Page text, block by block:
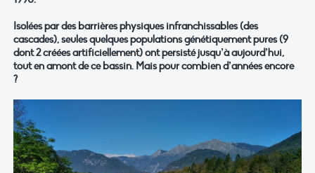
Isolées par des barrières physiques infranchissables (des
cascades), seules quelques populations génétiquement pures (9
dont 2 créées artificiellement) ont persisté jusqu’à aujourd’hui,
tout en amont de ce bassin. Mais pour combien d’années encore
?